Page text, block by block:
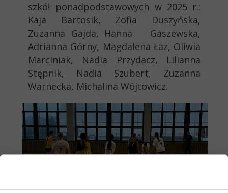
szkół ponadpodstawowych w 2025 r.:
Kaja Bartosik, Zofia Duszyńska,
Zuzanna Gajda, Hanna Gaszewska,
Adrianna Górny, Magdalena Łaz, Oliwia
Marciniak, Nadia Przydacz, Lilianna
Stępnik, Nadia Szubert, Zuzanna
Warnecka, Michalina Wójtowicz.